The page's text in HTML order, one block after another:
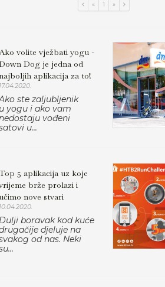
« 1 »
volite vježbati yogu -
Dog je jedna od
aplikacija za to!
17.04.2020.
ste zaljubljenik
u yogu i ako vam
vođeni
u...
5 aplikacija uz koje
brže prolazi i
nove stvari
10.04.2020.
Dulji boravak kod kuće
djeluje na
od nas. Neki